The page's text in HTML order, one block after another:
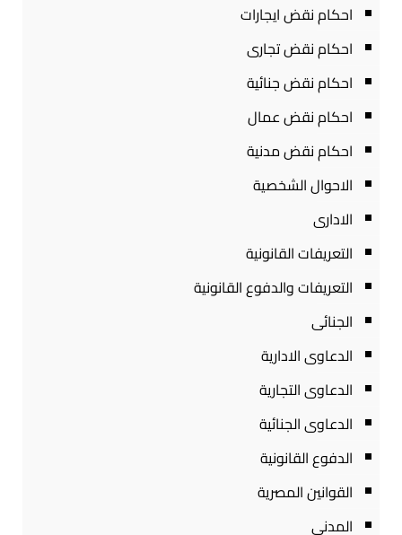
احكام نقض ايجارات
احكام نقض تجارى
احكام نقض جنائية
احكام نقض عمال
احكام نقض مدنية
الاحوال الشخصية
الادارى
التعريفات القانونية
التعريفات والدفوع القانونية
الجنائى
الدعاوى الادارية
الدعاوى التجارية
الدعاوى الجنائية
الدفوع القانونية
القوانين المصرية
المدنى